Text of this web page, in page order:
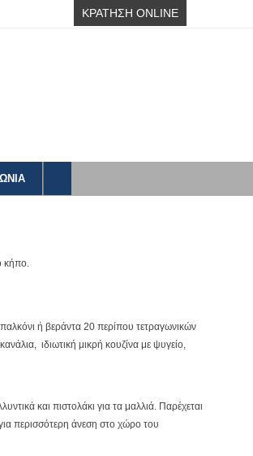
ΚΡΑΤΗΣΗ ONLINE
κήπο.
ή βεράντα 20 περίπου τετραγωνικών
ιδιωτική μικρή κουζίνα με ψυγείο,
και πιστολάκι για τα μαλλιά. Παρέχεται
περισσότερη άνεση στο χώρο του